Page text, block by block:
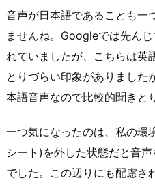
音声が日本語であることも一
ませんね。Googleでは先ん
れていましたが、こちらは英
とりづらい印象がありまし
本語音声なので比較的聞きと
一つ気になったのは、私の
シート)を外した状態だと音
でした。この辺りにも配慮さ